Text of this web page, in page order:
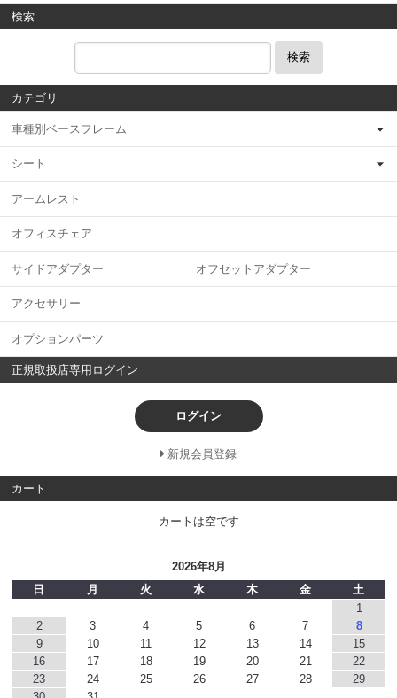
検索
検索
カテゴリ
車種別ベースフレーム
シート
アームレスト
オフィスチェア
サイドアダプター オフセットアダプター
アクセサリー
オプションパーツ
正規取扱店専用ログイン
ログイン
新規会員登録
カート
カートは空です
2026年8月
日
月 火 水 木 金
土
1
2
3 4 5 6 7
8
9
10 11 12 13 14
15
16
17 18 19 20 21
22
23
24 25 26 27 28
29